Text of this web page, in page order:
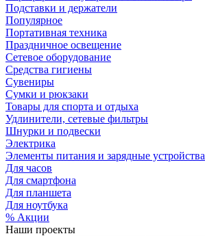
Подставки и держатели
Популярное
Портативная техника
Праздничное освещение
Сетевое оборудование
Средства гигиены
Сувениры
Сумки и рюкзаки
Товары для спорта и отдыха
Удлинители, сетевые фильтры
Шнурки и подвески
Электрика
Элементы питания и зарядные устройства
Для часов
Для смартфона
Для планшета
Для ноутбука
% Акции
Наши проекты